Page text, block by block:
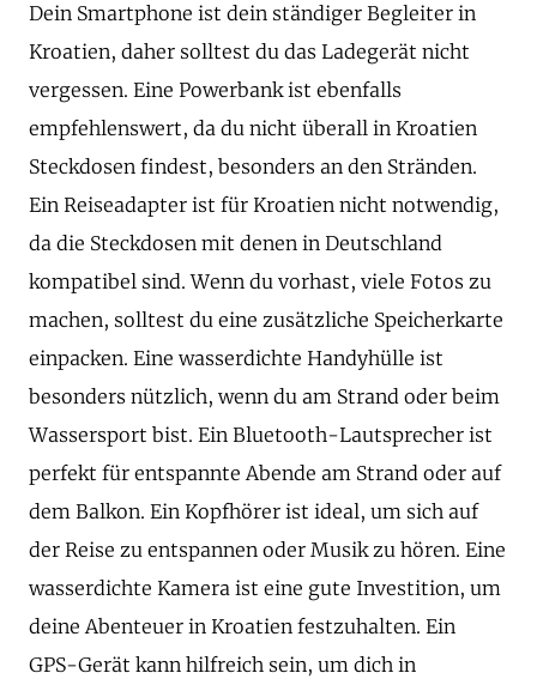
Dein Smartphone ist dein ständiger Begleiter in
Kroatien, daher solltest du das Ladegerät nicht
vergessen. Eine Powerbank ist ebenfalls
empfehlenswert, da du nicht überall in Kroatien
Steckdosen findest, besonders an den Stränden.
Ein Reiseadapter ist für Kroatien nicht notwendig,
da die Steckdosen mit denen in Deutschland
kompatibel sind. Wenn du vorhast, viele Fotos zu
machen, solltest du eine zusätzliche Speicherkarte
einpacken. Eine wasserdichte Handyhülle ist
besonders nützlich, wenn du am Strand oder beim
Wassersport bist. Ein Bluetooth-Lautsprecher ist
perfekt für entspannte Abende am Strand oder auf
dem Balkon. Ein Kopfhörer ist ideal, um sich auf
der Reise zu entspannen oder Musik zu hören. Eine
wasserdichte Kamera ist eine gute Investition, um
deine Abenteuer in Kroatien festzuhalten. Ein
GPS-Gerät kann hilfreich sein, um dich in